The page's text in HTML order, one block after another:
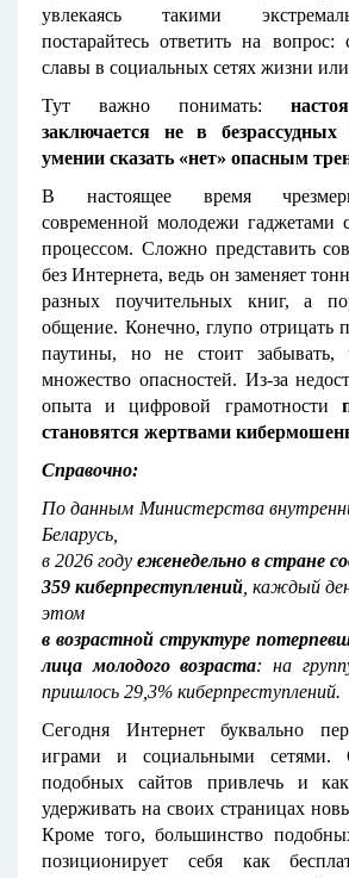
увлекаясь такими
постарайтесь ответить на
славы в социальных сетях жизни или
Тут важно понимать:
заключается не в
умении сказать «нет» опасным
В настоящее время
современной молодежи гаджетами
процессом. Сложно представить
без Интернета, ведь он заменяет
разных поучительных книг, а
общение. Конечно, глупо отрицать
паутины, но не стоит
множество опасностей. Из-за
опыта и цифровой грамотности
становятся жертвами
Справочно:
По данным Министерства
Беларусь,
в 2026 году еженедельно в стране
359 киберпреступлений , каждый
этом
в возрастной структуре
лица молодого возраста: на
пришлось 29,3% киберпреступлений.
Сегодня Интернет буквально
играми и социальными сетями.
подобных сайтов привлечь и
удерживать на своих страницах
Кроме того, большинство
позиционирует себя как